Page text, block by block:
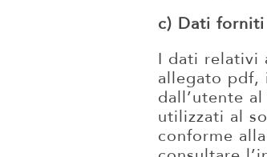
c) Dati
I dati relativi
allegato pdf,
dall’utente
utilizzati al
conforme